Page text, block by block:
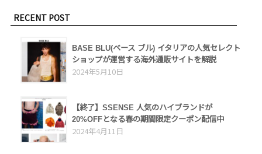
RECENT POST
BASE BLU(ベース ブル) イタリアの人気セレクト
ショップが運営する海外通販サイトを解説
2024年5月10日
【終了】SSENSE 人気のハイブランドが
20%OFFとなる春の期間限定クーポン配信中
2024年4月11日